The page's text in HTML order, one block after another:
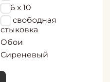
1,06 х 10
64 свободная
стыковка
Обои
Сиреневый